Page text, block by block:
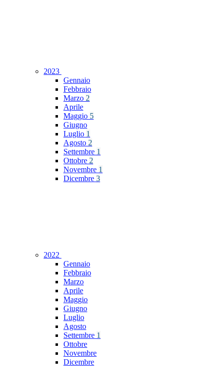
2023
Gennaio
Febbraio
Marzo 2
Aprile
Maggio 5
Giugno
Luglio 1
Agosto 2
Settembre 1
Ottobre 2
Novembre 1
Dicembre 3
2022
Gennaio
Febbraio
Marzo
Aprile
Maggio
Giugno
Luglio
Agosto
Settembre 1
Ottobre
Novembre
Dicembre